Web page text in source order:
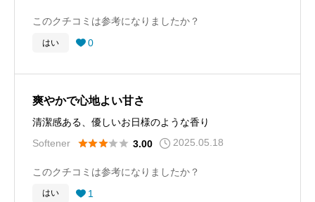
このクチコミは参考になりましたか？
はい  0
爽やかで心地よい甘さ
清潔感ある、優しいお日様のような香り
Softener
 3.00 2025.05.18
このクチコミは参考になりましたか？
はい  1